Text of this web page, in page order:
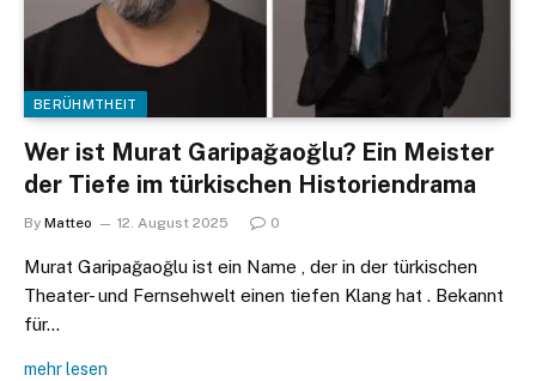
BERÜHMTHEIT
Wer ist Murat Garipağaoğlu? Ein Meister
der Tiefe im türkischen Historiendrama​
By Matteo 12. August 2025 0
Murat Garipağaoğlu ist ein Name , der in der türkischen
Theater- und Fernsehwelt einen tiefen Klang hat . Bekannt
für…
mehr lesen